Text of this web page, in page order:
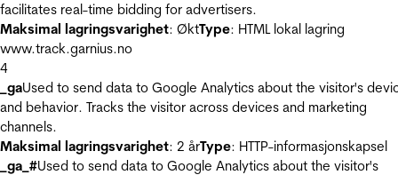
facilitates real-time bidding for advertisers.
Maksimal lagringsvarighet: ØktType: HTML lokal lagring
www.track.garnius.no
4
_gaUsed to send data to Google Analytics about the visitor's
and behavior. Tracks the visitor across devices and marketing
channels.
Maksimal lagringsvarighet: 2 årType: HTTP-informasjonskapsel
_ga_#Used to send data to Google Analytics about the visitor's